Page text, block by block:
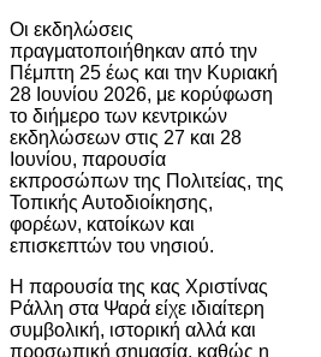
Οι εκδηλώσεις
πραγματοποιήθηκαν από την
Πέμπτη 25 έως και την Κυριακή
28 Ιουνίου 2026, με κορύφωση
το διήμερο των κεντρικών
εκδηλώσεων στις 27 και 28
Ιουνίου, παρουσία
εκπροσώπων της Πολιτείας, της
Τοπικής Αυτοδιοίκησης,
φορέων, κατοίκων και
επισκεπτών του νησιού.
Η παρουσία της κας Χριστίνας
Ράλλη στα Ψαρά είχε ιδιαίτερη
συμβολική, ιστορική αλλά και
προσωπική σημασία, καθώς η